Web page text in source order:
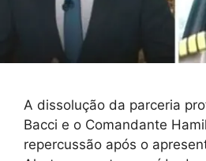
A dissolução da parceria
Bacci e o Comandante
repercussão após o